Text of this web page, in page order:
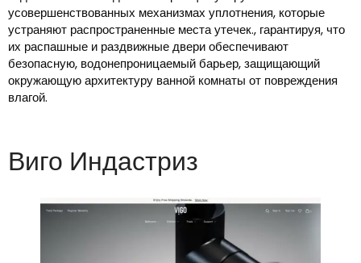
усовершенствованных механизмах уплотнения, которые
устраняют распространенные места утечек., гарантируя, что
их распашные и раздвижные двери обеспечивают
безопасную, водонепроницаемый барьер, защищающий
окружающую архитектуру ванной комнаты от повреждения
влагой.
Виго Индастриз